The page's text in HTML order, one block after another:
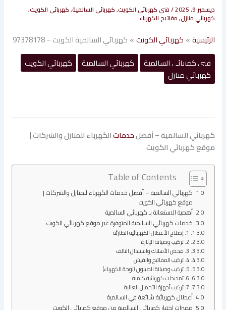
ديسمبر 9, 2025 /فني كهربائي الكويت,كهربائي السالمية,كهربائي الكويت,
كهربائي منازل,مفاتيح الكهرباء
الرئيسية كهربائي الكويت
كهربائي السالمية الكويت – 97378178
فني كهربائي السالمية
كهربائي السالمية
كهربائي الكويت
كهربائي منازل
كهربائي السالمية – أفضلخدماتالكهرباء للمنازل والشركات |
موقع كهربائي الكويت
Table of Contents
كهربائي السالمية – أفضل خدمات الكهرباء للمنازل والشركات |
موقع كهربائي الكويت
أهمية الاستعانة بـ كهربائي السالمية
خدمات كهربائي السالمية المتوفرة عبر موقع كهربائي الكويت
1. إصلاح الأعطال الكهربائية الطارئة
2. تركيب وصيانة الإنارة
3. فحص الأسلاك واستبدال التالف
4. تركيب المفاتيح والفيش
5. تركيب وصيانة الطبلون (لوحة الكهرباء)
6. تمديدات كهربائية كاملة
7. تركيب أجهزة الأحمال العالية
أعطال كهربائية شائعة في السالمية